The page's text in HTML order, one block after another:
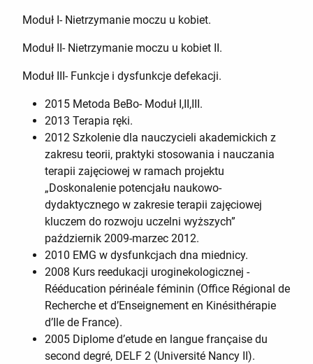
Moduł I- Nietrzymanie moczu u kobiet.
Moduł II- Nietrzymanie moczu u kobiet II.
Moduł III- Funkcje i dysfunkcje defekacji.
2015 Metoda BeBo- Moduł I,II,III.
2013 Terapia ręki.
2012 Szkolenie dla nauczycieli akademickich z
zakresu teorii, praktyki stosowania i nauczania
terapii zajęciowej w ramach projektu
„Doskonalenie potencjału naukowo-
dydaktycznego w zakresie terapii zajęciowej
kluczem do rozwoju uczelni wyższych”
październik 2009-marzec 2012.
2010 EMG w dysfunkcjach dna miednicy.
2008 Kurs reedukacji uroginekologicznej -
Rééducation périnéale féminin (Office Régional de
Recherche et d’Enseignement en Kinésithérapie
d’Ile de France).
2005 Diplome d’etude en langue française du
second degré, DELF 2 (Université Nancy II).